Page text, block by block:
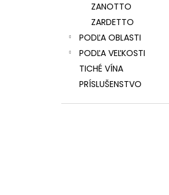
ZANOTTO
ZARDETTO
PODĽA OBLASTI
PODĽA VEĽKOSTI
TICHÉ VÍNA
PRÍSLUŠENSTVO